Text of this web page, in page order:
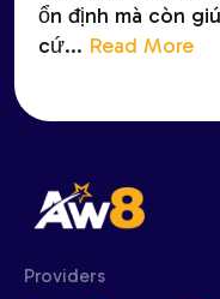
ổn định mà còn
cứ... Read More
Providers